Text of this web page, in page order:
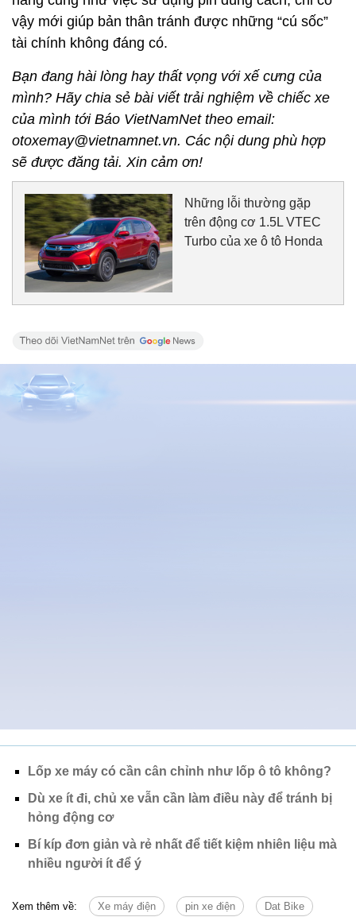
vậy mới giúp bản thân tránh được những “cú sốc”
tài chính không đáng có.
Bạn đang hài lòng hay thất vọng với xế cưng của
mình? Hãy chia sẻ bài viết trải nghiệm về chiếc xe
của mình tới Báo VietNamNet theo email:
otoxemay@vietnamnet.vn. Các nội dung phù hợp
sẽ được đăng tải. Xin cảm ơn!
Những lỗi thường gặp
trên động cơ 1.5L VTEC
Turbo của xe ô tô Honda
Lốp xe máy có cần cân chỉnh như lốp ô tô không?
Dù xe ít đi, chủ xe vẫn cần làm điều này để tránh bị
hỏng động cơ
Bí kíp đơn giản và rẻ nhất để tiết kiệm nhiên liệu mà
nhiều người ít để ý
Xem thêm về: Xe máy điện pin xe điện Dat Bike